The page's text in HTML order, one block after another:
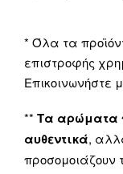
* Όλα τα
επιστροφής
Επικοινωνήστε
** Τα αρώματα
αυθεντικά,
προσομοιάζουν